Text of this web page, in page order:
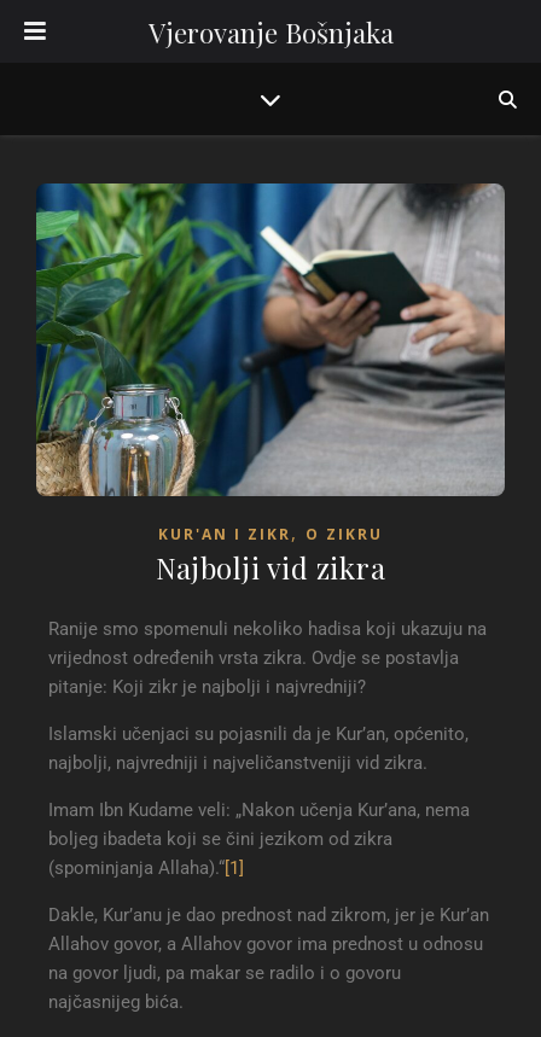
Vjerovanje Bošnjaka
KUR'AN I ZIKR, O ZIKRU
Najbolji vid zikra
Ranije smo spomenuli nekoliko hadisa koji ukazuju na
vrijednost određenih vrsta zikra. Ovdje se postavlja
pitanje: Koji zikr je najbolji i najvredniji?
Islamski učenjaci su pojasnili da je Kur’an, općenito,
najbolji, najvredniji i najveličanstveniji vid zikra.
Imam Ibn Kudame veli: „Nakon učenja Kur’ana, nema
boljeg ibadeta koji se čini jezikom od zikra
(spominjanja Allaha).“[1]
Dakle, Kur’anu je dao prednost nad zikrom, jer je Kur’an
Allahov govor, a Allahov govor ima prednost u odnosu
na govor ljudi, pa makar se radilo i o govoru
najčasnijeg bića.